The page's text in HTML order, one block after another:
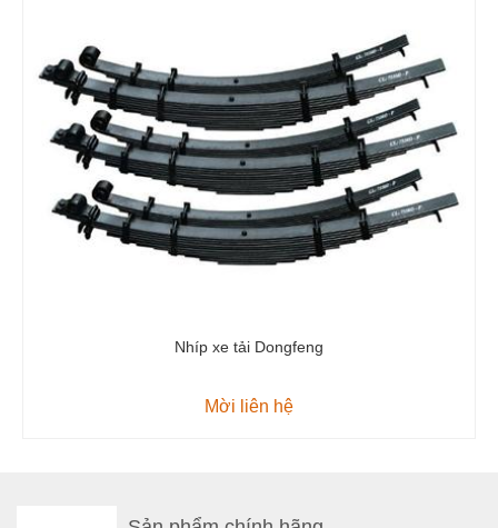
Nhíp xe tải Dongfeng
Mời liên hệ